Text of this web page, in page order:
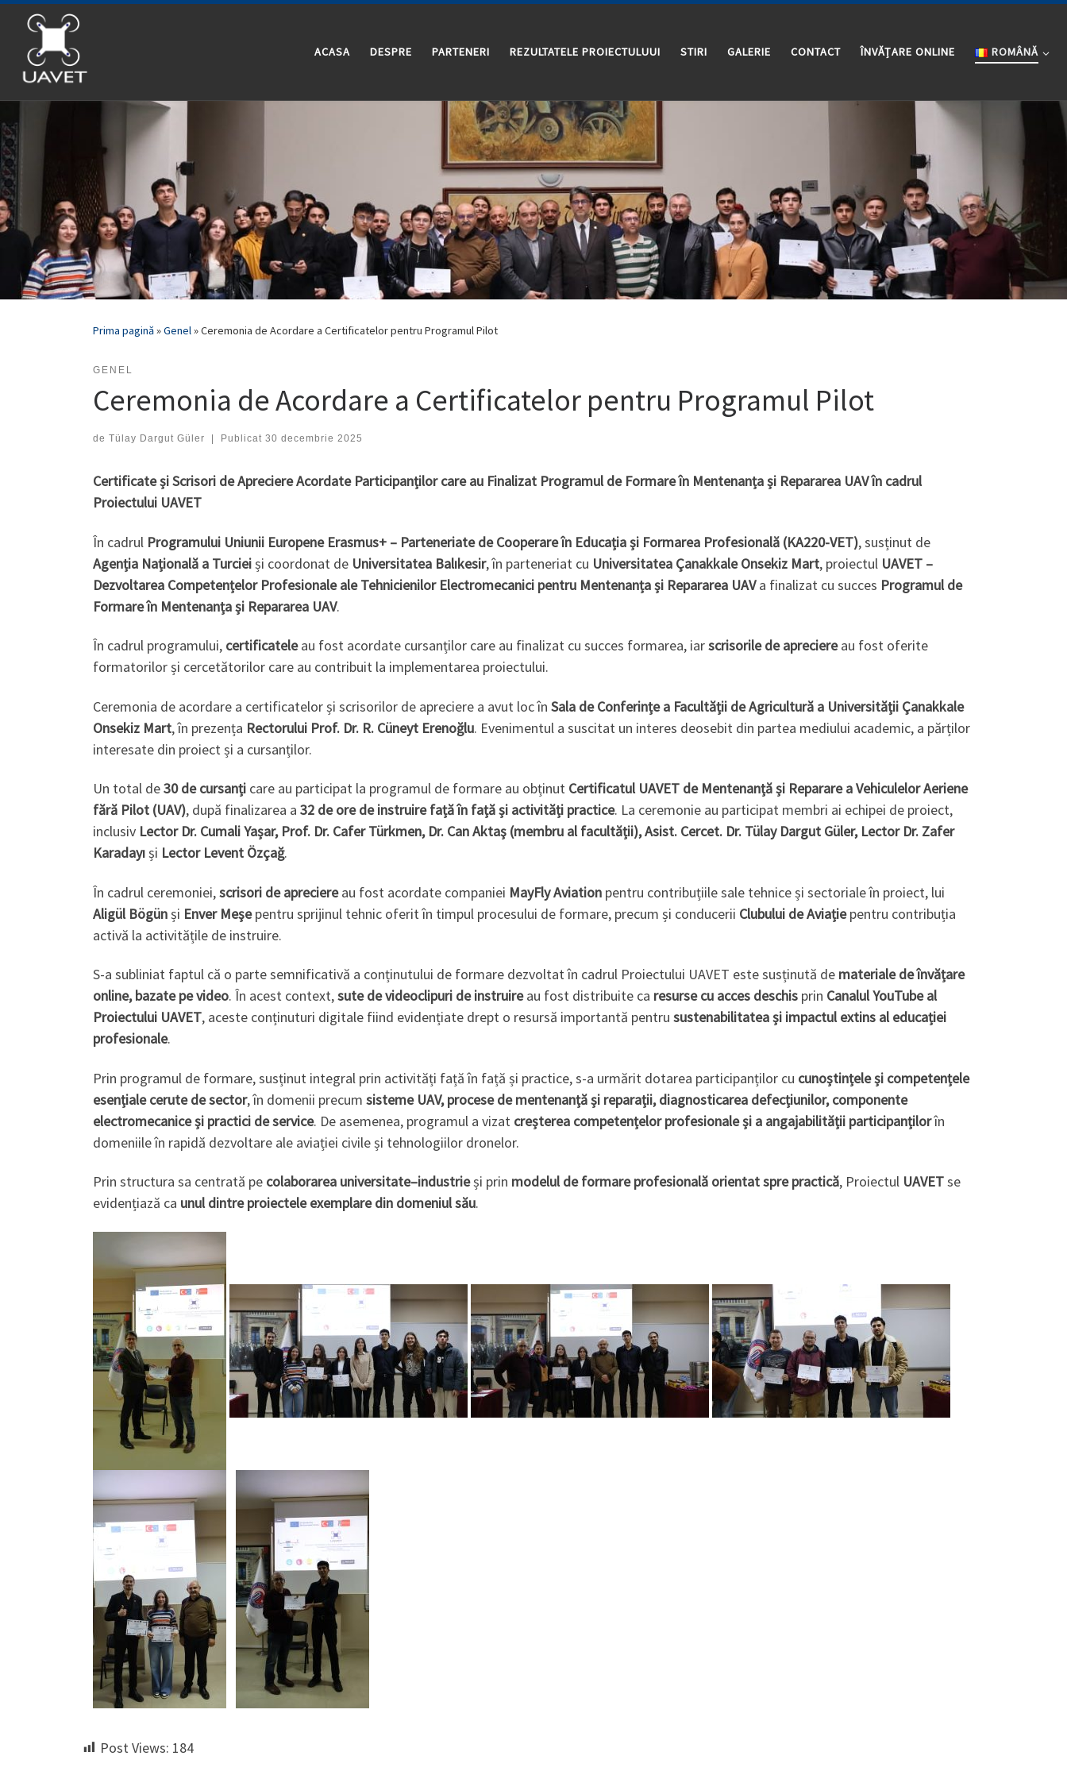
Skip to content
ACASA DESPRE PARTENERI REZULTATELE PROIECTULUUI STIRI GALERIE CONTACT ÎNVĂȚARE ONLINE ROMÂNĂ
Prima pagină»Genel»Ceremonia de Acordare a Certificatelor pentru Programul Pilot
GENEL
Ceremonia de Acordare a Certificatelor pentru Programul Pilot
de Tülay Dargut Güler Publicat 30 decembrie 2025
Certificate și Scrisori de Apreciere Acordate Participanților care au Finalizat Programul de Formare în Mentenanța și Repararea UAV în cadrul
Proiectului UAVET
În cadrul Programului Uniunii Europene Erasmus+ – Parteneriate de Cooperare în Educația și Formarea Profesională (KA220-VET), susținut de
Agenția Națională a Turcieiși coordonat de Universitatea Balıkesir, în parteneriat cu Universitatea Çanakkale Onsekiz Mart, proiectul UAVET –
Dezvoltarea Competențelor Profesionale ale Tehnicienilor Electromecanici pentru Mentenanța și Repararea UAVa finalizat cu succes Programul de
Formare în Mentenanța și Repararea UAV.
În cadrul programului, certificateleau fost acordate cursanților care au finalizat cu succes formarea, iarscrisorile de apreciereau fost oferite
formatorilor și cercetătorilor care au contribuit la implementarea proiectului.
Ceremonia de acordare a certificatelor și scrisorilor de apreciere a avut loc în Sala de Conferințe a Facultății de Agricultură a Universității Çanakkale
Onsekiz Mart, în prezența Rectorului Prof. Dr. R. Cüneyt Erenoğlu. Evenimentul a suscitat un interes deosebit din partea mediului academic, a părților
interesate din proiect și a cursanților.
Un total de30 de cursanți care au participat la programul de formare au obținut Certificatul UAVET de Mentenanță și Reparare a Vehiculelor Aeriene
fără Pilot (UAV), după finalizarea a 32 de ore de instruire față în față și activități practice. La ceremonie au participat membri ai echipei de proiect,
inclusiv Lector Dr. Cumali Yașar, Prof. Dr. Cafer Türkmen, Dr. Can Aktaş (membru al facultății), Asist. Cercet. Dr. Tülay Dargut Güler, Lector Dr. Zafer
Karadayıși Lector Levent Özçağ.
În cadrul ceremoniei,scrisori de apreciereau fost acordate companiei MayFly Aviation pentru contribuțiile sale tehnice și sectoriale în proiect, lui
Aligül Bögünși Enver Meşepentru sprijinul tehnic oferit în timpul procesului de formare, precum și conducerii Clubului de Aviațiepentru contribuția
activă la activitățile de instruire.
S-a subliniat faptul că o parte semnificativă a conținutului de formare dezvoltat în cadrul Proiectului UAVET este susținută de materiale de învățare
online, bazate pe video. În acest context,sute de videoclipuri de instruireau fost distribuite ca resurse cu acces deschis prin Canalul YouTube al
Proiectului UAVET, aceste conținuturi digitale fiind evidențiate drept o resursă importantă pentru sustenabilitatea și impactul extins al educației
profesionale.
Prin programul de formare, susținut integral prin activități față în față și practice, s-a urmărit dotarea participanților cu cunoștințele și competențele
esențiale cerute de sector, în domenii precum sisteme UAV, procese de mentenanță și reparații, diagnosticarea defecțiunilor, componente
electromecanice și practici de service. De asemenea, programul a vizat creșterea competențelor profesionale și a angajabilității participanțilorîn
domeniile în rapidă dezvoltare ale aviației civile și tehnologiilor dronelor.
Prin structura sa centrată pe colaborarea universitate–industrieși prin modelul de formare profesională orientat spre practică, Proiectul UAVETse
evidențiază ca unul dintre proiectele exemplare din domeniul său.
Post Views: 184